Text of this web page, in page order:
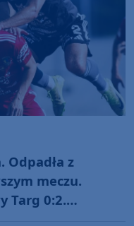
Odpadła z
meczu.
Targ 0:2.